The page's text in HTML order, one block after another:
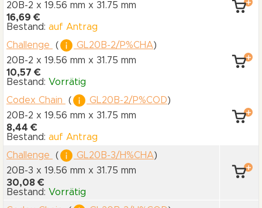
20B-2 x 19.56 mm x 31.75 mm
16,69 €
Bestand: auf Antrag
Challenge
( GL20B-2/P%CHA)
20B-2 x 19.56 mm x 31.75 mm
10,57 €
Bestand: Vorrätig
Codex Chain
( GL20B-2/P%COD)
20B-2 x 19.56 mm x 31.75 mm
8,44 €
Bestand: auf Antrag
Challenge
( GL20B-3/H%CHA)
20B-3 x 19.56 mm x 31.75 mm
30,08 €
Bestand: Vorrätig